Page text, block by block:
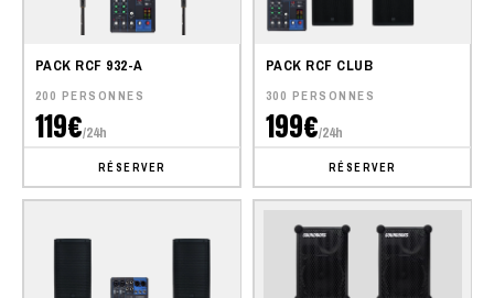
PACK RCF 932-A
200 PERSONNES
119€/24h
RÉSERVER
PACK RCF CLUB
300 PERSONNES
199€/24h
RÉSERVER